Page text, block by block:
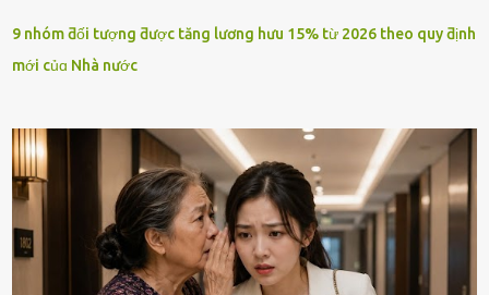
9 nhóm ƌối tượng ƌược tăng lương hưu 15% từ 2026 theo quy ƌịnh
mới củɑ Nhà nước